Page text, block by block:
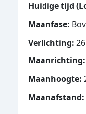
Huidige tijd
Maanfase:
Verlichting:
Maanrichting:
Maanhoogte:
Maanafstand: